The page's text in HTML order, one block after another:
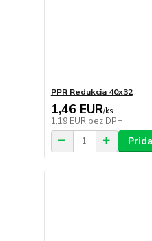
PPR Redukcia 40x32
1,46 EUR/ks
1,19 EUR bez DPH